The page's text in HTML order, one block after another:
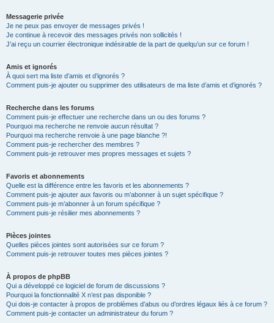
Messagerie privée
Je ne peux pas envoyer de messages privés !
Je continue à recevoir des messages privés non sollicités !
J’ai reçu un courrier électronique indésirable de la part de quelqu’un sur ce forum !
Amis et ignorés
À quoi sert ma liste d’amis et d’ignorés ?
Comment puis-je ajouter ou supprimer des utilisateurs de ma liste d’amis et d’ignorés ?
Recherche dans les forums
Comment puis-je effectuer une recherche dans un ou des forums ?
Pourquoi ma recherche ne renvoie aucun résultat ?
Pourquoi ma recherche renvoie à une page blanche ?!
Comment puis-je rechercher des membres ?
Comment puis-je retrouver mes propres messages et sujets ?
Favoris et abonnements
Quelle est la différence entre les favoris et les abonnements ?
Comment puis-je ajouter aux favoris ou m’abonner à un sujet spécifique ?
Comment puis-je m’abonner à un forum spécifique ?
Comment puis-je résilier mes abonnements ?
Pièces jointes
Quelles pièces jointes sont autorisées sur ce forum ?
Comment puis-je retrouver toutes mes pièces jointes ?
À propos de phpBB
Qui a développé ce logiciel de forum de discussions ?
Pourquoi la fonctionnalité X n’est pas disponible ?
Qui dois-je contacter à propos de problèmes d’abus ou d’ordres légaux liés à ce forum ?
Comment puis-je contacter un administrateur du forum ?